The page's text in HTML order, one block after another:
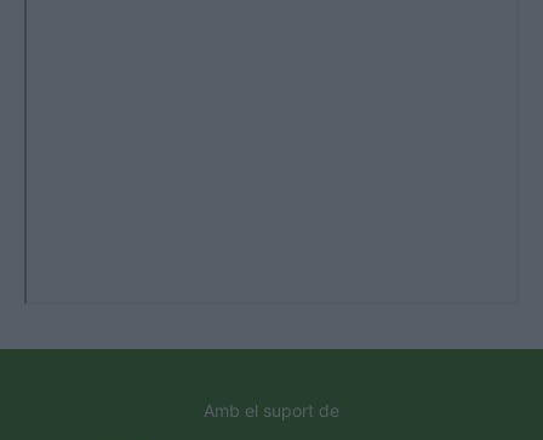
Amb el suport de